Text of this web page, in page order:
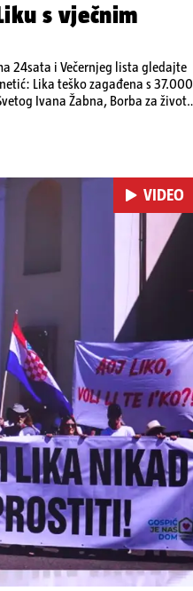
s vječnim
24sata i Večernjeg lista gledajte
Lika teško zagađena s 37.000
Ivana Žabna, Borba za život
VIDEO